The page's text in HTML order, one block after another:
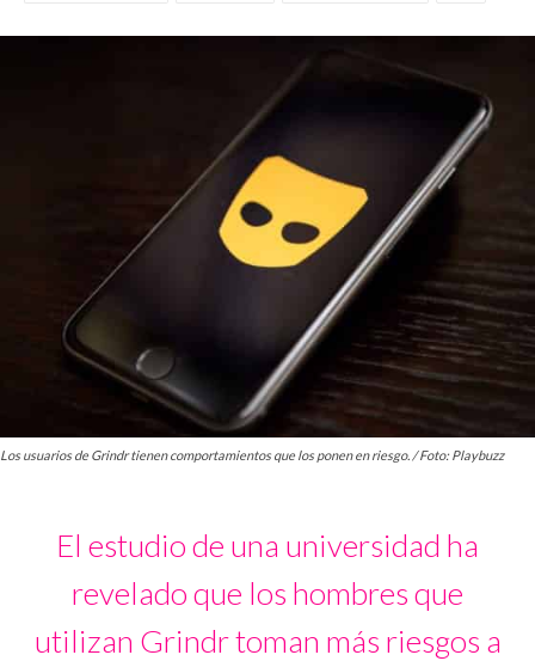
Los usuarios de Grindr tienen comportamientos que los ponen en riesgo. / Foto: Playbuzz
El estudio de una universidad ha
revelado que los hombres que
utilizan Grindr toman más riesgos a